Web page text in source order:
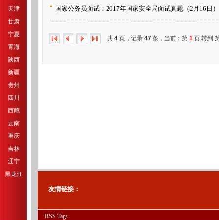
天津
甘肃
宁夏
青海
陕西
新疆
贵州
四川
西藏
云南
重庆
吉林
辽宁
黑龙江
国家公务员面试：2017年国家安全局面试真题（2月16日）
共 4 页，记录 47 条，当前：第 1 页 转到
友情链接：
RSS Tags